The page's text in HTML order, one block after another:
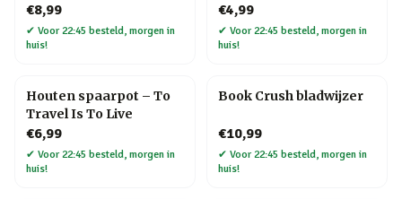
€8,99
✔ Voor 22:45 besteld, morgen in
huis!
€4,99
✔ Voor 22:45 besteld, morgen in
huis!
Houten spaarpot – To
Travel Is To Live
€6,99
✔ Voor 22:45 besteld, morgen in
huis!
Book Crush bladwijzer
€10,99
✔ Voor 22:45 besteld, morgen in
huis!